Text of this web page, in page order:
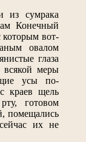
из сумрака
Конечный
которым вот-
овалом
глаза
всякой меры
усы по-
краев щель
готовом
помещались
их не